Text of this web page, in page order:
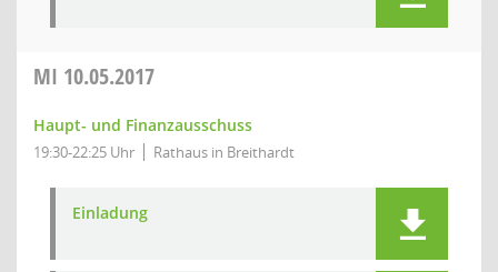
MI 10.05.2017
Haupt- und Finanzausschuss
19:30-22:25 Uhr Rathaus in Breithardt
Einladung